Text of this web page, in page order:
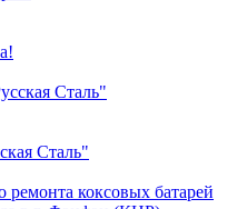
Сталь"